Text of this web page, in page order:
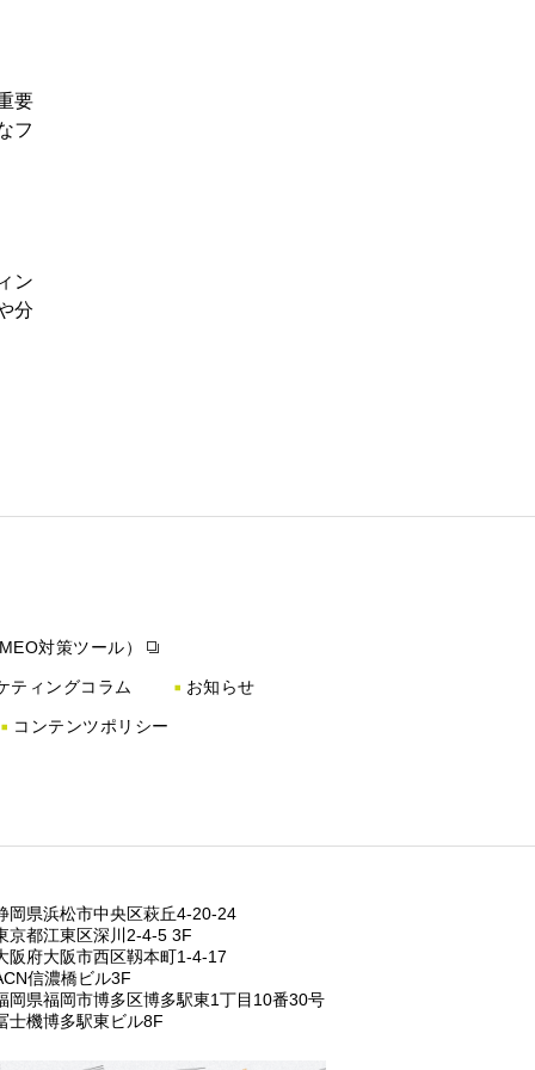
要
フ
ン
分
対策ツール）
ティングコラム お知らせ
コンテンツポリシー
岡県浜松市中央区萩丘4-20-24
京都江東区深川2-4-5 3F
阪府⼤阪市⻄区靱本町1-4-17
信濃橋ビル3F
岡県福岡市博多区博多駅東1丁⽬10番30号
士機博多駅東ビル8F